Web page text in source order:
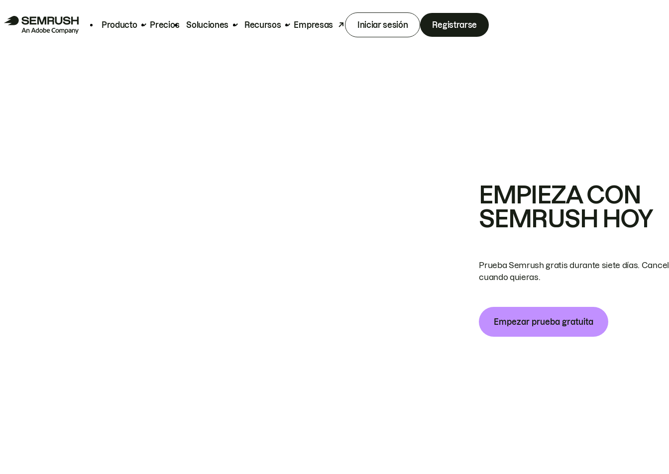
Producto Precios Soluciones Recursos Empresas Iniciar sesión Registrarse
EMPIEZA CON
SEMRUSH HOY
Prueba Semrush gratis durante siete días.
cuando quieras.
Empezar prueba gratuita